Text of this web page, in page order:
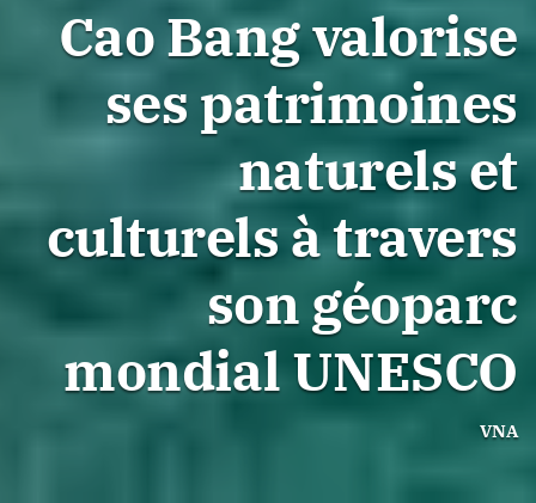
Cao Bang valorise
ses patrimoines
naturels et
culturels à travers
son géoparc
mondial UNESCO
VNA